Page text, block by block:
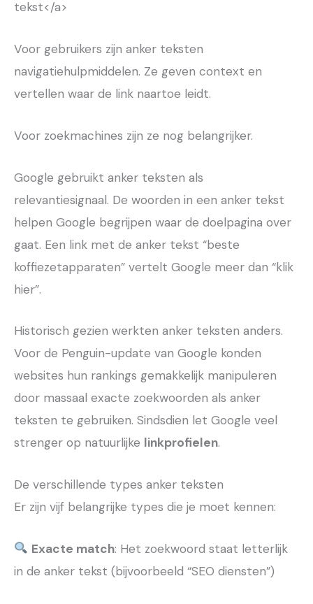
tekst</a>
Voor gebruikers zijn anker teksten
navigatiehulpmiddelen. Ze geven context en
vertellen waar de link naartoe leidt.
Voor zoekmachines zijn ze nog belangrijker.
Google gebruikt anker teksten als
relevantiesignaal. De woorden in een anker tekst
helpen Google begrijpen waar de doelpagina over
gaat. Een link met de anker tekst “beste
koffiezetapparaten” vertelt Google meer dan “klik
hier”.
Historisch gezien werkten anker teksten anders.
Voor de Penguin-update van Google konden
websites hun rankings gemakkelijk manipuleren
door massaal exacte zoekwoorden als anker
teksten te gebruiken. Sindsdien let Google veel
strenger op natuurlijke linkprofielen.
De verschillende types anker teksten
Er zijn vijf belangrijke types die je moet kennen:
Exacte match: Het zoekwoord staat letterlijk
in de anker tekst (bijvoorbeeld “SEO diensten”)